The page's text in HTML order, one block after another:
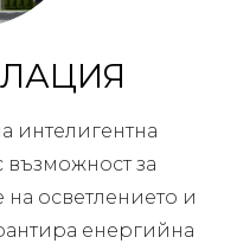
интелигентна
възможност за
осветлението и
енергийна